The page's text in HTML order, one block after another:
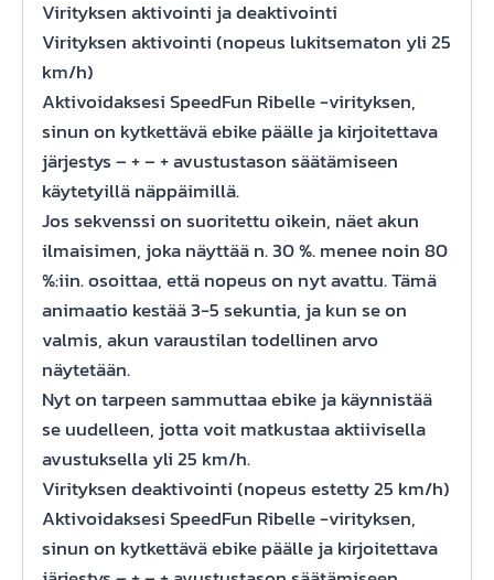
Virityksen aktivointi ja deaktivointi
Virityksen aktivointi (nopeus lukitsematon yli 25
km/h)
Aktivoidaksesi SpeedFun Ribelle -virityksen,
sinun on kytkettävä ebike päälle ja kirjoitettava
järjestys – + – + avustustason säätämiseen
käytetyillä näppäimillä.
Jos sekvenssi on suoritettu oikein, näet akun
ilmaisimen, joka näyttää n. 30 %. menee noin 80
%:iin. osoittaa, että nopeus on nyt avattu. Tämä
animaatio kestää 3-5 sekuntia, ja kun se on
valmis, akun varaustilan todellinen arvo
näytetään.
Nyt on tarpeen sammuttaa ebike ja käynnistää
se uudelleen, jotta voit matkustaa aktiivisella
avustuksella yli 25 km/h.
Virityksen deaktivointi (nopeus estetty 25 km/h)
Aktivoidaksesi SpeedFun Ribelle -virityksen,
sinun on kytkettävä ebike päälle ja kirjoitettava